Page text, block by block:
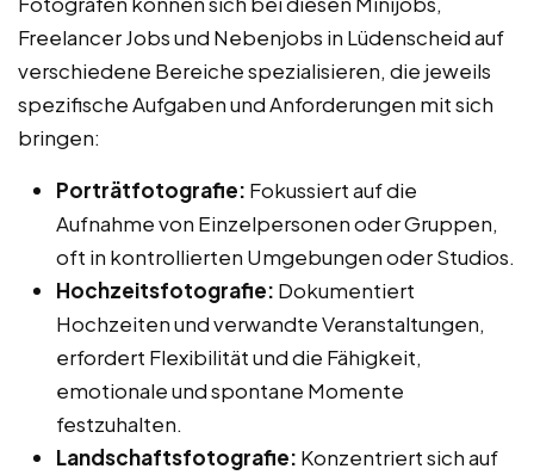
Freelancer Jobs und Nebenjobs in Lüdenscheid auf
verschiedene Bereiche spezialisieren, die jeweils
spezifische Aufgaben und Anforderungen mit sich
bringen:
Porträtfotografie: Fokussiert auf die
Aufnahme von Einzelpersonen oder Gruppen,
oft in kontrollierten Umgebungen oder Studios.
Hochzeitsfotografie: Dokumentiert
Hochzeiten und verwandte Veranstaltungen,
erfordert Flexibilität und die Fähigkeit,
emotionale und spontane Momente
festzuhalten.
Landschaftsfotografie: Konzentriert sich auf